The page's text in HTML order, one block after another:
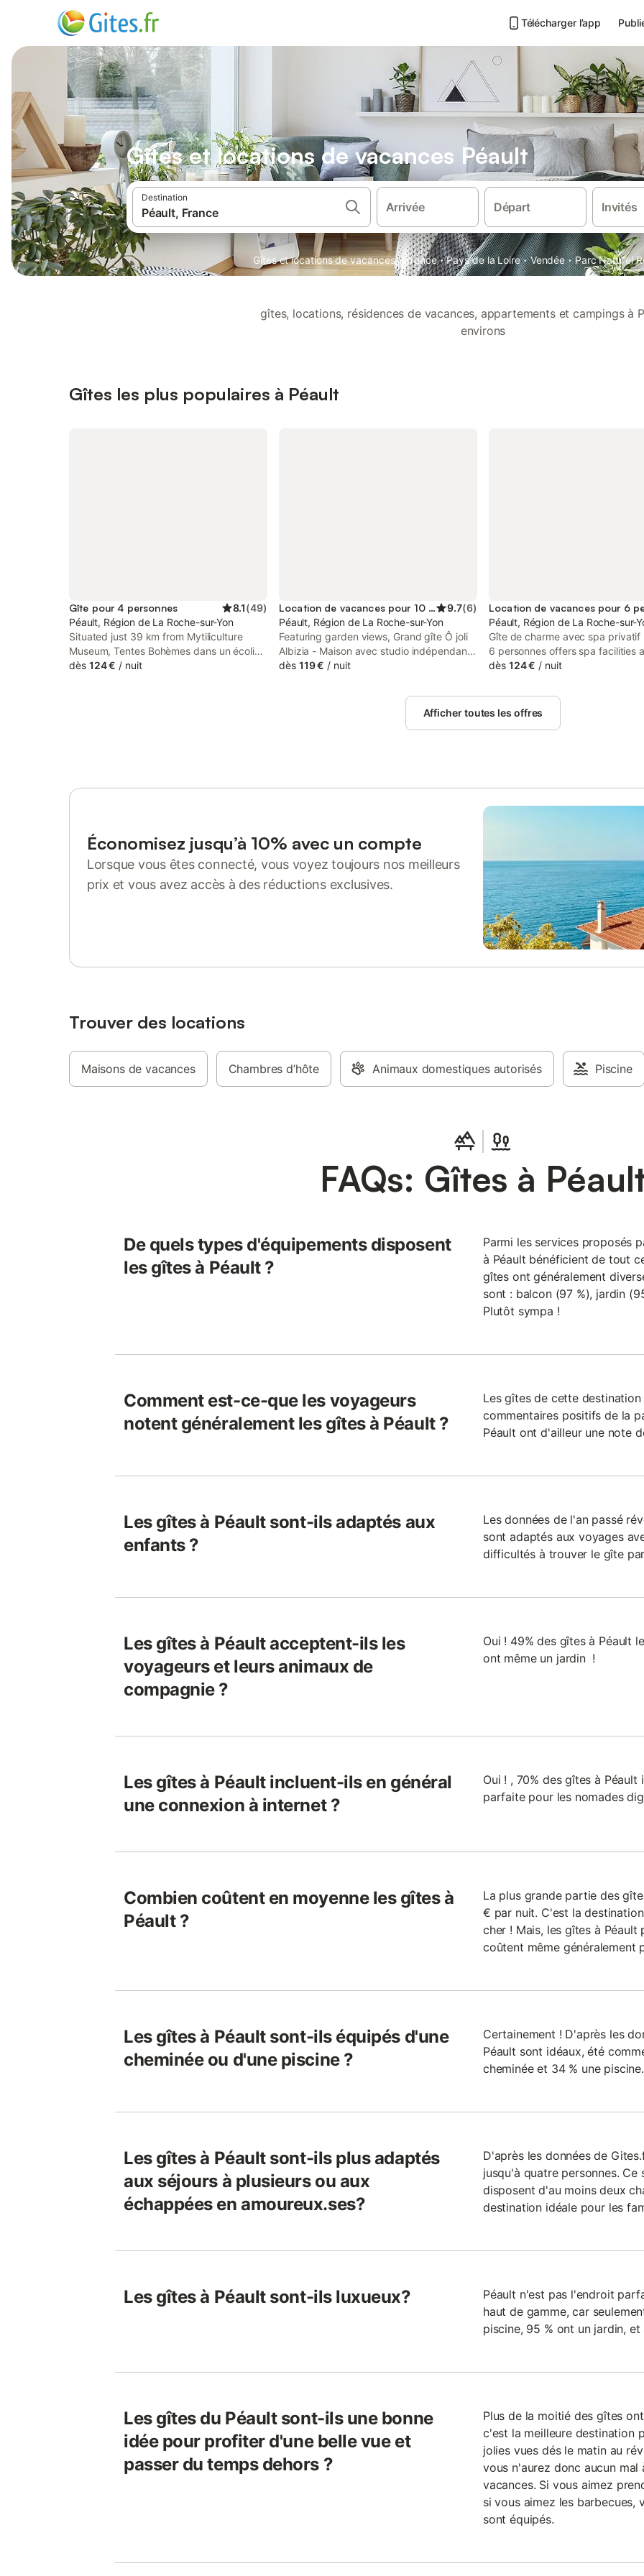
Télécharger l’app
Gîtes et locations de vacances Péault
Destination
Arrivée Départ Invités
Gîtes et locations de vacances · France · Pays de la Loire · Vendée · Parc Naturel
gîtes, locations, résidences de vacances, appartements et campings à
environs
Gîtes les plus populaires à Péault
Gîte pour 4 personnes 8.1(49)
Péault, Région de La Roche-sur-Yon
Situated just 39 km from Mytiliculture
Museum, Tentes Bohèmes dans un écolieu
avec piscine hors-sol features
dès 124 € / nuit
Location de vacances pour 10 personnes 9.7(6)
Péault, Région de La Roche-sur-Yon
Featuring garden views, Grand gîte Ô joli
Albizia - Maison avec studio indépendant
et spa privatif pour 8 à 10 personnes
terrace and a shared lounge, around 50
km from Les Sables D'Olonne Arena.
dès 119 € / nuit
Location de vacances pour 6
Péault, Région de La Roche-sur-
Gîte de charme avec spa privatif
6 personnes offers spa facilities
private parking, and is within 50
Mytiliculture Museum.
dès 124 € / nuit
Afficher toutes les offres
Économisez jusqu’à 10% avec un compte
Lorsque vous êtes connecté, vous voyez toujours nos meilleurs
prix et vous avez accès à des réductions exclusives.
Trouver des locations
Maisons de vacances Chambres d’hôte Animaux domestiques autorisés Piscine
FAQs: Gîtes à
De quels types d'équipements disposent
les gîtes à Péault ?
Parmi les services proposés
à Péault bénéficient de tout
gîtes ont généralement
sont : balcon (97 %), jardin
Plutôt sympa !
Comment est-ce-que les voyageurs
notent généralement les gîtes à Péault ?
Les gîtes de cette
commentaires positifs de la
Péault ont d'ailleur une note
Les gîtes à Péault sont-ils adaptés aux
enfants ?
Les données de l'an passé
sont adaptés aux voyages
difficultés à trouver le gîte
Les gîtes à Péault acceptent-ils les
voyageurs et leurs animaux de
compagnie ?
Oui ! 49% des gîtes à Péault
ont même un jardin !
Les gîtes à Péault incluent-ils en général
une connexion à internet ?
Oui ! , 70% des gîtes à
parfaite pour les nomades
Combien coûtent en moyenne les gîtes à
Péault ?
La plus grande partie des
€ par nuit. C'est la
cher ! Mais, les gîtes à
coûtent même généralement
Les gîtes à Péault sont-ils équipés d'une
cheminée ou d'une piscine ?
Certainement ! D'après les
Péault sont idéaux, été
cheminée et 34 % une piscine.
Les gîtes à Péault sont-ils plus adaptés
aux séjours à plusieurs ou aux
échappées en amoureux.ses?
D'après les données de
jusqu'à quatre personnes.
disposent d'au moins deux
destination idéale pour les
Les gîtes à Péault sont-ils luxueux?
Péault n'est pas l'endroit
haut de gamme, car
piscine, 95 % ont un jardin,
Les gîtes du Péault sont-ils une bonne
idée pour profiter d'une belle vue et
passer du temps dehors ?
Plus de la moitié des gîtes
c'est la meilleure destination
jolies vues dés le matin au
vous n'aurez donc aucun
vacances. Si vous aimez
si vous aimez les barbecues,
sont équipés.